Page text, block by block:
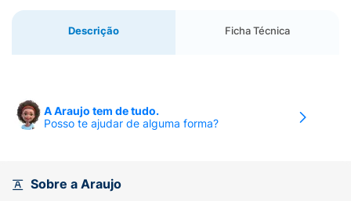
Descrição Ficha Técnica
A Araujo tem de tudo.
Posso te ajudar de alguma forma?
Sobre a Araujo